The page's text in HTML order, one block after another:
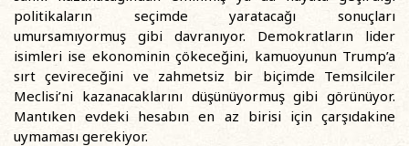
politikaların seçimde yaratacağı sonuçları
umursamıyormuş gibi davranıyor. Demokratların lider
isimleri ise ekonominin çökeceğini, kamuoyunun Trump’a
sırt çevireceğini ve zahmetsiz bir biçimde Temsilciler
Meclisi’ni kazanacaklarını düşünüyormuş gibi görünüyor.
Mantıken evdeki hesabın en az birisi için çarşıdakine
uymaması gerekiyor.